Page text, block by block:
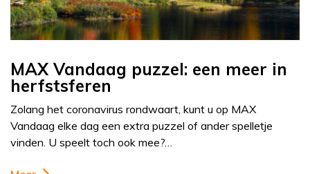
MAX Vandaag puzzel: een meer in
herfstsferen
Zolang het coronavirus rondwaart, kunt u op MAX
Vandaag elke dag een extra puzzel of ander spelletje
vinden. U speelt toch ook mee?…